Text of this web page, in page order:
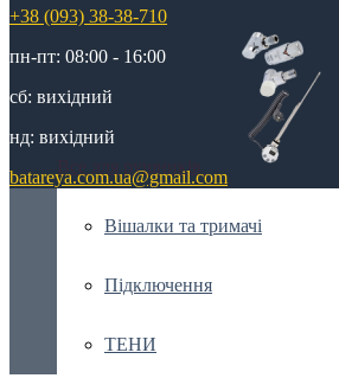
Все для рушників
Вішалки та тримачі
Підключення
ТЕНИ
+38 (093) 38-38-710
пн-пт: 08:00 - 16:00
сб: вихідний
нд: вихідний
batareya.com.ua@gmail.com